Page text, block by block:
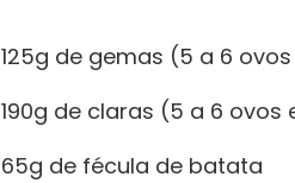
125g de gemas (5 a 6
190g de claras (5 a 6
65g de fécula de batata